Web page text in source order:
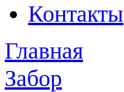
Контакты
Главная
Забор